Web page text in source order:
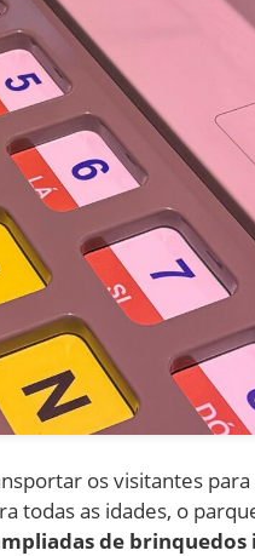
os visitantes
todas as idades, o
de brinquedos